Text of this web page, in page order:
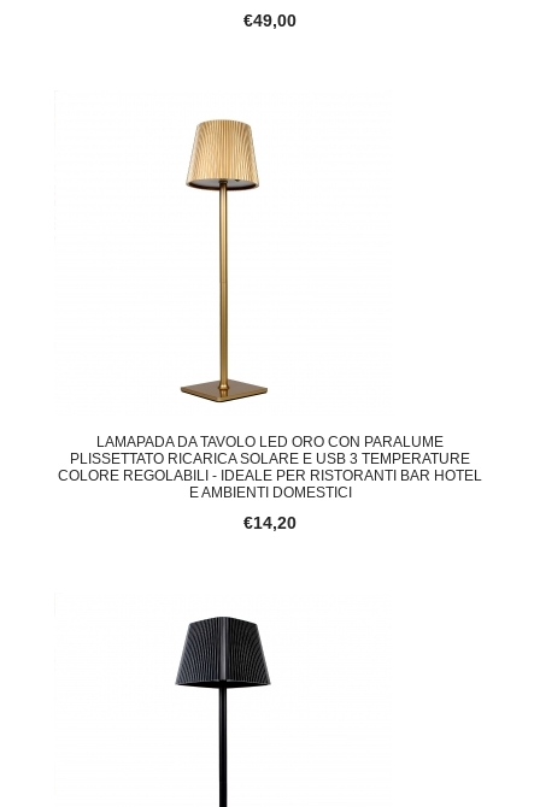
€49,00
LAMAPADA DA TAVOLO LED ORO CON PARALUME
PLISSETTATO RICARICA SOLARE E USB 3 TEMPERATURE
COLORE REGOLABILI - IDEALE PER RISTORANTI BAR HOTEL
E AMBIENTI DOMESTICI
€14,20